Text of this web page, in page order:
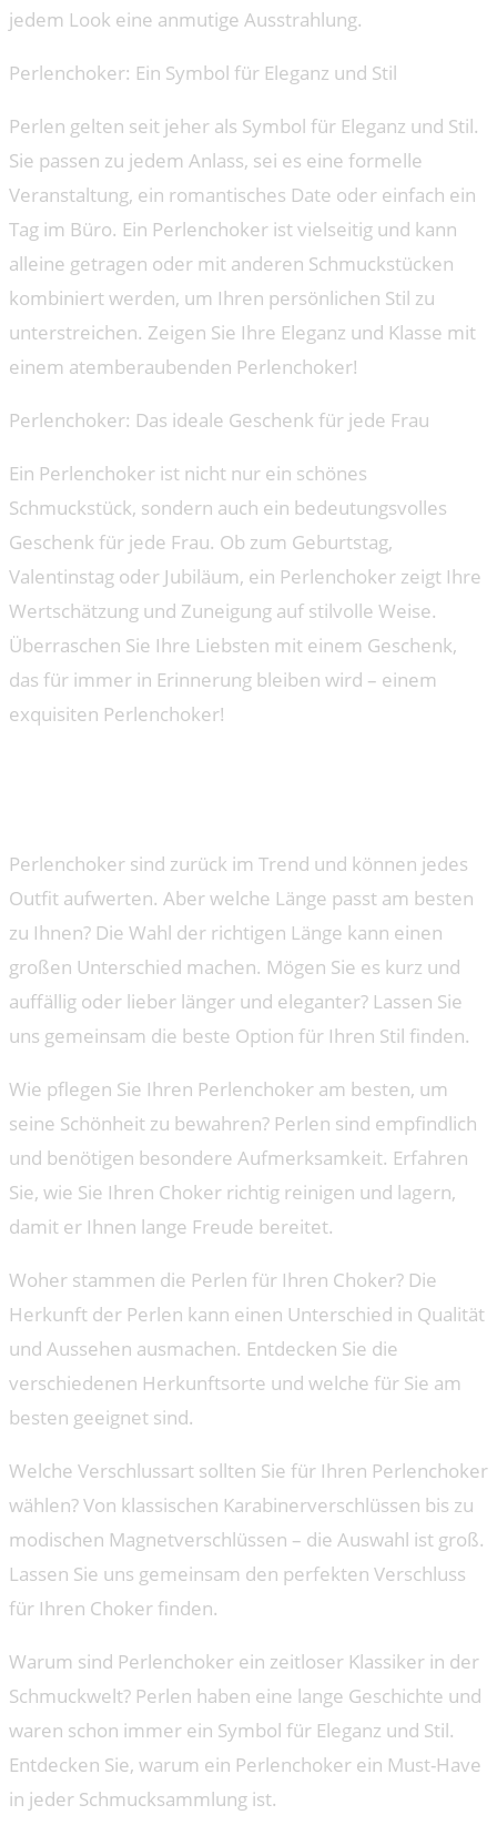
jedem Look eine anmutige Ausstrahlung.
Perlenchoker: Ein Symbol für Eleganz und Stil
Perlen gelten seit jeher als Symbol für Eleganz und Stil.
Sie passen zu jedem Anlass, sei es eine formelle
Veranstaltung, ein romantisches Date oder einfach ein
Tag im Büro. Ein Perlenchoker ist vielseitig und kann
alleine getragen oder mit anderen Schmuckstücken
kombiniert werden, um Ihren persönlichen Stil zu
unterstreichen. Zeigen Sie Ihre Eleganz und Klasse mit
einem atemberaubenden Perlenchoker!
Perlenchoker: Das ideale Geschenk für jede Frau
Ein Perlenchoker ist nicht nur ein schönes
Schmuckstück, sondern auch ein bedeutungsvolles
Geschenk für jede Frau. Ob zum Geburtstag,
Valentinstag oder Jubiläum, ein Perlenchoker zeigt Ihre
Wertschätzung und Zuneigung auf stilvolle Weise.
Überraschen Sie Ihre Liebsten mit einem Geschenk,
das für immer in Erinnerung bleiben wird – einem
exquisiten Perlenchoker!
Perlenchoker sind zurück im Trend und können jedes
Outfit aufwerten. Aber welche Länge passt am besten
zu Ihnen? Die Wahl der richtigen Länge kann einen
großen Unterschied machen. Mögen Sie es kurz und
auffällig oder lieber länger und eleganter? Lassen Sie
uns gemeinsam die beste Option für Ihren Stil finden.
Wie pflegen Sie Ihren Perlenchoker am besten, um
seine Schönheit zu bewahren? Perlen sind empfindlich
und benötigen besondere Aufmerksamkeit. Erfahren
Sie, wie Sie Ihren Choker richtig reinigen und lagern,
damit er Ihnen lange Freude bereitet.
Woher stammen die Perlen für Ihren Choker? Die
Herkunft der Perlen kann einen Unterschied in Qualität
und Aussehen ausmachen. Entdecken Sie die
verschiedenen Herkunftsorte und welche für Sie am
besten geeignet sind.
Welche Verschlussart sollten Sie für Ihren Perlenchoker
wählen? Von klassischen Karabinerverschlüssen bis zu
modischen Magnetverschlüssen – die Auswahl ist groß.
Lassen Sie uns gemeinsam den perfekten Verschluss
für Ihren Choker finden.
Warum sind Perlenchoker ein zeitloser Klassiker in der
Schmuckwelt? Perlen haben eine lange Geschichte und
waren schon immer ein Symbol für Eleganz und Stil.
Entdecken Sie, warum ein Perlenchoker ein Must-Have
in jeder Schmucksammlung ist.